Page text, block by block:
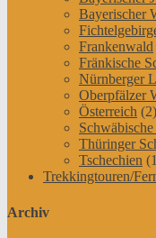
Bayerischer
Frankenwald
Fränkische
Nürnberger
Oberpfälzer
Österreich (2)
Thüringer
Tschechien
Trekkingtouren/
Archiv